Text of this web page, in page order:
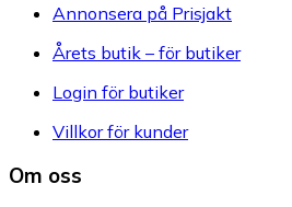
Annonsera på Prisjakt
Årets butik – för butiker
Login för butiker
Villkor för kunder
Om oss